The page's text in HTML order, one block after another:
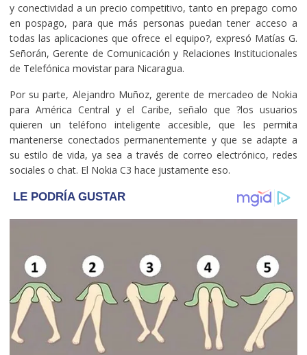
y conectividad a un precio competitivo, tanto en prepago como
en pospago, para que más personas puedan tener acceso a
todas las aplicaciones que ofrece el equipo?, expresó Matías G.
Señorán, Gerente de Comunicación y Relaciones Institucionales
de Telefónica movistar para Nicaragua.
Por su parte, Alejandro Muñoz, gerente de mercadeo de Nokia
para América Central y el Caribe, señalo que ?los usuarios
quieren un teléfono inteligente accesible, que les permita
mantenerse conectados permanentemente y que se adapte a
su estilo de vida, ya sea a través de correo electrónico, redes
sociales o chat. El Nokia C3 hace justamente eso.